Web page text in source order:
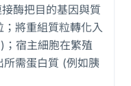
酶把目的基因與質
將重組質粒轉化入
宿主細胞在繁殖
所需蛋白質 (例如胰